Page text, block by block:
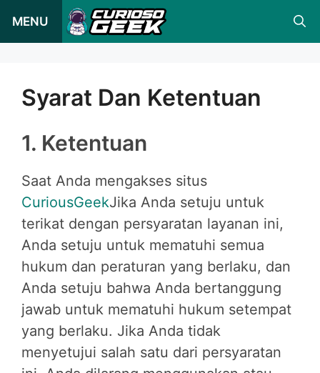
ke
MENU
Syarat Dan Ketentuan
1. Ketentuan
Saat Anda mengakses situs
CuriousGeekJika Anda setuju untuk
terikat dengan persyaratan layanan ini,
Anda setuju untuk mematuhi semua
hukum dan peraturan yang berlaku, dan
Anda setuju bahwa Anda bertanggung
jawab untuk mematuhi hukum setempat
yang berlaku. Jika Anda tidak
menyetujui salah satu dari persyaratan